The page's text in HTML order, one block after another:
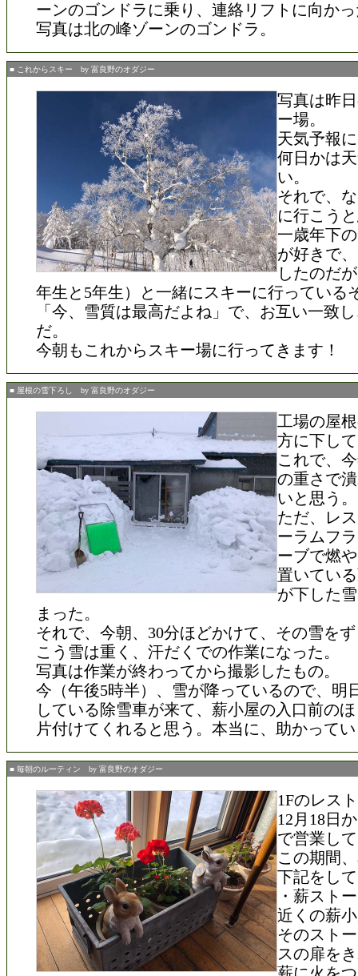
ーンのゴンドラに乗り、連絡リフトに向か
写真は北の峰ゾーンのゴンドラ。
■ これからスキー by 富良野のオダジー
写真は昨
ー場。
天気予報
何日かは
い。
それで、
に行こう
一歳年下
が好きで
したのだ
年生と5年生）と一緒にスキーに行っている
「今、雪質は最高だよね」で、お互い一致
だ。
今朝もこれからスキー場に行ってきます！
■ 屋根の雪下ろし by 富良野のオダジー
工場の屋
方に下し
これで、
の重さで
いと思う
ただ、レ
ーラムフ
ーブで燃
置いてい
が下した
まった。
それで、今朝、30分ほどかけて、その雪を
こう雪は重く、汗だくでの作業になった。
写真は作業が終わってから撮影したもの。
今（午後5時半）、雪が降っているので、明
している除雪車が来て、薪小屋の入口前の
片付けてくれると思う。本当に、助かって
■ 毎朝のルーティン by 富良野のオダジー
1Fのレス
12月18日
で営業し
この期間
下記をし
・薪スト
近くの薪
そのスト
スの扉を